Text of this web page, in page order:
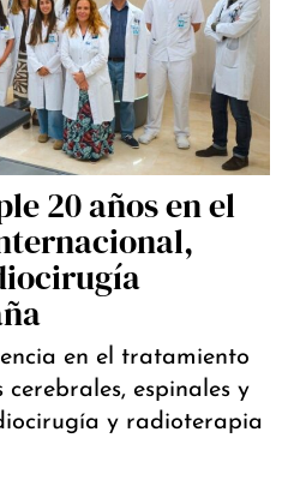
20 años en el
en el tratamiento
espinales y
y radioterapia